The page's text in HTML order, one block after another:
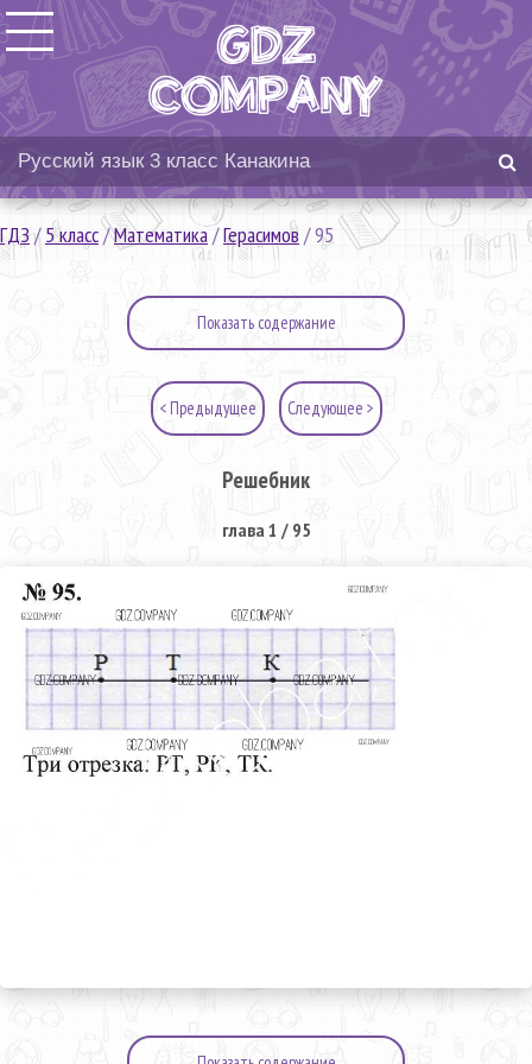
ГДЗ/5 класс/Математика/Герасимов/95
Показать содержание
< Предыдущее Следующее >
Решебник
глава 1 / 95